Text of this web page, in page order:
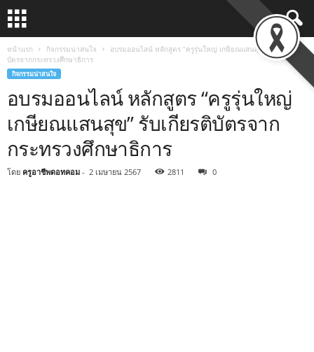
หน้าแรก กิจกรรมน่าสนใจ
อบรมออนไลน์ หลักสูตร “ครูรุ่นใหญ่ เกษียณแสนสุข” รับเกียรติ
บัตรจากกระทรวงศึกษาธิการ
กิจกรรมน่าสนใจ
อบรมออนไลน์ หลักสูตร “ครูรุ่นใหญ่
เกษียณแสนสุข” รับเกียรติบัตรจาก
กระทรวงศึกษาธิการ
โดย ครูอาชีพดอทคอม - 2 เมษายน 2567 2811 0